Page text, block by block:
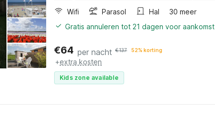
Wifi
Parasol Hal
30 meer
Gratis annuleren tot 21 dagen voor aankomst
€64 per nacht €137 52% korting
+extra kosten
Kids zone available